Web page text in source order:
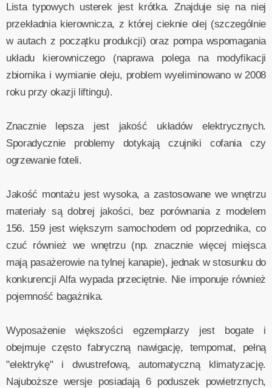
Lista typowych usterek jest krótka. Znajduje się na niej
przekładnia kierownicza, z której cieknie olej (szczególnie
w autach z początku produkcji) oraz pompa wspomagania
układu kierowniczego (naprawa polega na modyfikacji
zbiornika i wymianie oleju, problem wyeliminowano w 2008
roku przy okazji liftingu).
Znacznie lepsza jest jakość układów elektrycznych.
Sporadycznie problemy dotykają czujniki cofania czy
ogrzewanie foteli.
Jakość montażu jest wysoka, a zastosowane we wnętrzu
materiały są dobrej jakości, bez porównania z modelem
156. 159 jest większym samochodem od poprzednika, co
czuć również we wnętrzu (np. znacznie więcej miejsca
mają pasażerowie na tylnej kanapie), jednak w stosunku do
konkurencji Alfa wypada przeciętnie. Nie imponuje również
pojemność bagażnika.
Wyposażenie większości egzemplarzy jest bogate i
obejmuje często fabryczną nawigację, tempomat, pełną
"elektrykę" i dwustrefową, automatyczną klimatyzację.
Najuboższe wersje posiadają 6 poduszek powietrznych,